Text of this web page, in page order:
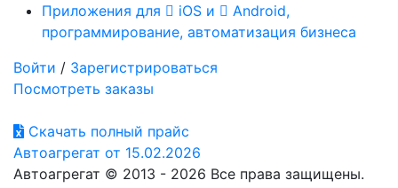
Приложения для
iOS и
Android,
программирование, автоматизация бизнеса
Войти / Зарегистрироваться
Посмотреть заказы
Скачать полный прайс
Автоагрегат от 15.02.2026
Автоагрегат © 2013 - 2026 Все права защищены.